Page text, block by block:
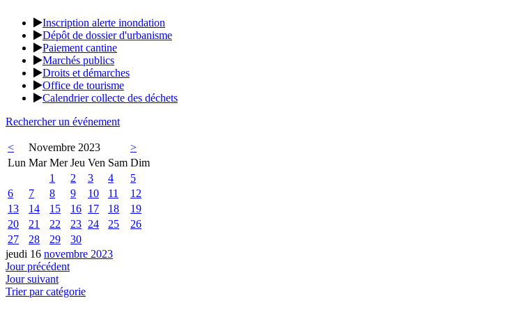
Inscription alerte inondation
Dépôt de dossier d'urbanisme
Paiement cantine
Marchés publics
Droits et démarches
Office de tourisme
Calendrier collecte des déchets
Rechercher un événement
< Novembre 2023
>
Lun Mar Mer Jeu Ven Sam Dim
1
2 3 4
5
6
7 8 9 10 11
12
13
14 15 16 17 18
19
20
21 22 23 24 25
26
27
28 29
30
jeudi 16 novembre 2023
Jour précédent
Jour suivant
Trier par catégorie